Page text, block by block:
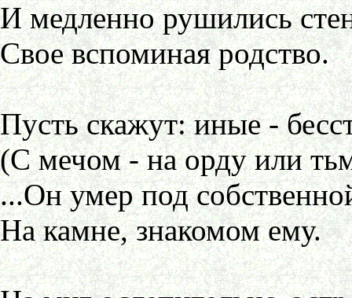
И медленно рушились
Свое вспоминая родство.
Пусть скажут: иные -
(С мечом - на орду или
...Он умер под
На камне, знакомом ему.